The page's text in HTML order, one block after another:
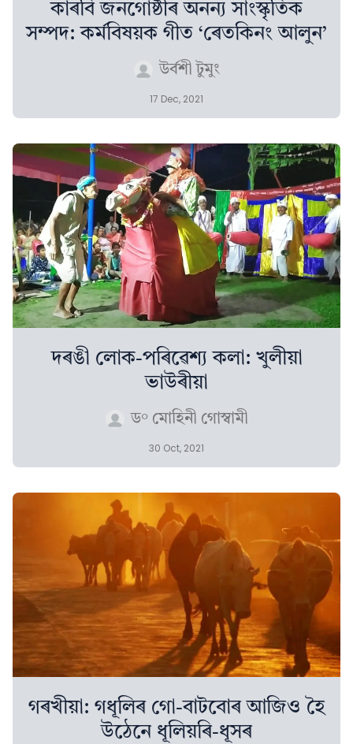
কাৰবি জনগোষ্ঠীৰ অনন্য সাংস্কৃতিক
সম্পদ: কৰ্মবিষয়ক গীত ‘ৰেতকিনং আলুন’
উৰ্বশী টুমুং
17 Dec, 2021
দৰঙী লোক-পৰিৱেশ্য কলা: খুলীয়া
ভাউৰীয়া
ড° মোহিনী গোস্বামী
30 Oct, 2021
গৰখীয়া: গধূলিৰ গো-বাটবোৰ আজিও হৈ
উঠেনে ধূলিয়ৰি-ধূসৰ